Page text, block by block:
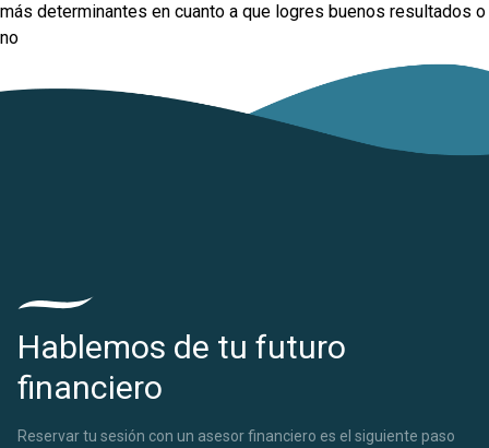
más determinantes en cuanto a que logres buenos resultados o
no
Hablemos de tu futuro
financiero
Reservar tu sesión con un asesor financiero es el siguiente paso